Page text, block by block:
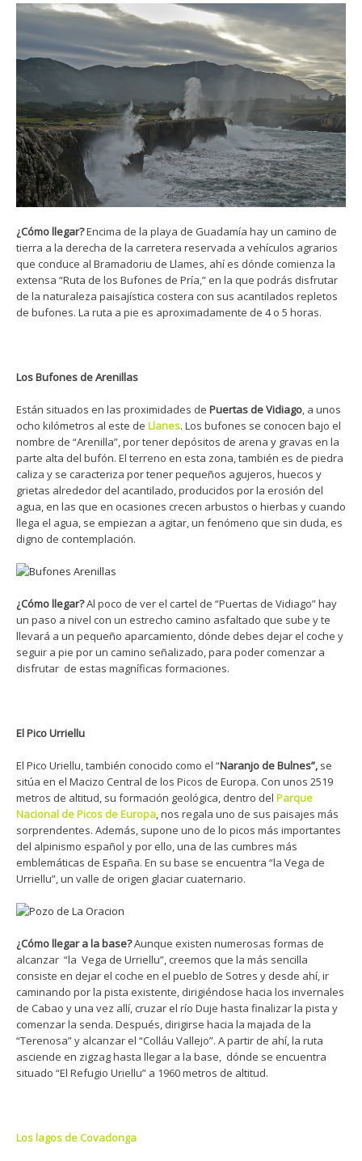
¿Cómo llegar?Encima de la playa de Guadamía hay un camino de
tierra a la derecha de la carretera reservada a vehículos agrarios
que conduce al Bramadoriu de Llames, ahí es dónde comienza la
extensa “Ruta de los Bufones de Pría,” en la que podrás disfrutar
de la naturaleza paisajística costera con sus acantilados repletos
de bufones. La ruta a pie es aproximadamente de 4 o 5 horas.
Los Bufones de Arenillas
Están situados en las proximidades de Puertas de Vidiago, a unos
ocho kilómetros al este de Llanes. Los bufones se conocen bajo el
nombre de “Arenilla”, por tener depósitos de arena y gravas en la
parte alta del bufón. El terreno en esta zona, también es de piedra
caliza y se caracteriza por tener pequeños agujeros, huecos y
grietas alrededor del acantilado, producidos por la erosión del
agua, en las que en ocasiones crecen arbustos o hierbas y cuando
llega el agua, se empiezan a agitar, un fenómeno que sin duda, es
digno de contemplación.
¿Cómo llegar?Al poco de ver el cartel de “Puertas de Vidiago” hay
un paso a nivel con un estrecho camino asfaltado que sube y te
llevará a un pequeño aparcamiento, dónde debes dejar el coche y
seguir a pie por un camino señalizado, para poder comenzar a
disfrutar de estas magníficas formaciones.
El Pico Urriellu
El Pico Uriellu, también conocido como el “Naranjo de Bulnes”, se
sitúa en el Macizo Central de los Picos de Europa. Con unos 2519
metros de altitud, su formación geológica, dentro del Parque
Nacional de Picos de Europa, nos regala uno de sus paisajes más
sorprendentes. Además, supone uno de lo picos más importantes
del alpinismo español y por ello, una de las cumbres más
emblemáticas de España. En su base se encuentra “la Vega de
Urriellu”, un valle de origen glaciar cuaternario.
¿Cómo llegar a la base?Aunque existen numerosas formas de
alcanzar “la Vega de Urriellu”, creemos que la más sencilla
consiste en dejar el coche en el pueblo de Sotres y desde ahí, ir
caminando por la pista existente, dirigiéndose hacia los invernales
de Cabao y una vez allí, cruzar el río Duje hasta finalizar la pista y
comenzar la senda. Después, dirigirse hacia la majada de la
“Terenosa” y alcanzar el “Colláu Vallejo”. A partir de ahí, la ruta
asciende en zigzag hasta llegar a la base, dónde se encuentra
situado “El Refugio Uriellu” a 1960 metros de altitud.
Los lagos de Covadonga